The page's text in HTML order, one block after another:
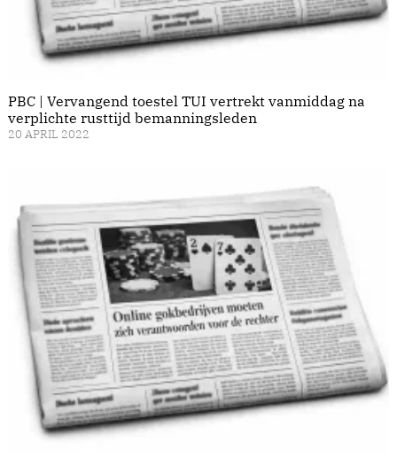
PBC | Vervangend toestel TUI vertrekt vanmiddag na
verplichte rusttijd bemanningsleden
20 APRIL 2022